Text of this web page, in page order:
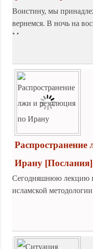
Воистину, мы
вернемся. В ночь на
Мунтазери покинул
Ирану [Послания]
Сегодняшнюю лекцию
исламской